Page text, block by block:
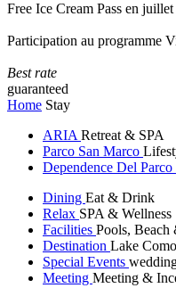
Free Ice Cream Pass en
Participation au programme
Best rate
guaranteed
Home Stay
ARIA Retreat & SPA
Parco San Marco
Dependence Del Parco
Dining Eat & Drink
Relax SPA & Wellness
Facilities Pools, Beach
Destination Lake
Special Events
Meeting Meeting &